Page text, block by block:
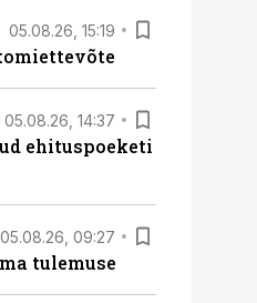
05.08.26, 15:19
05.08.26, 14:37
ehituspoeketi
05.08.26, 09:27
tulemuse